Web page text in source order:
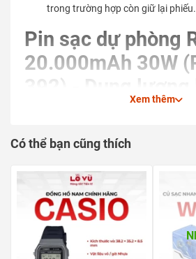
trong trường hợp còn giữ lại phiếu.
Pin sạc dự phòng
20.000mAh 30W
392) - Dung lượng
hợp sẵn cáp sạc
C và Lightning, sạc
PD 30W cho
iPhone/iPad/Tablet
Xem thêm
Có thể bạn cũng thích